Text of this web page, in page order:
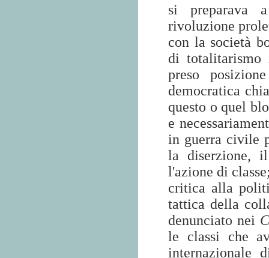
si preparava
rivoluzione
con la società
di totalitarismo
preso
democratica
questo o quel
e
in guerra civile
la diserzione,
l'azione di
critica alla
tattica della
denunciato nei
le classi che
internazionale